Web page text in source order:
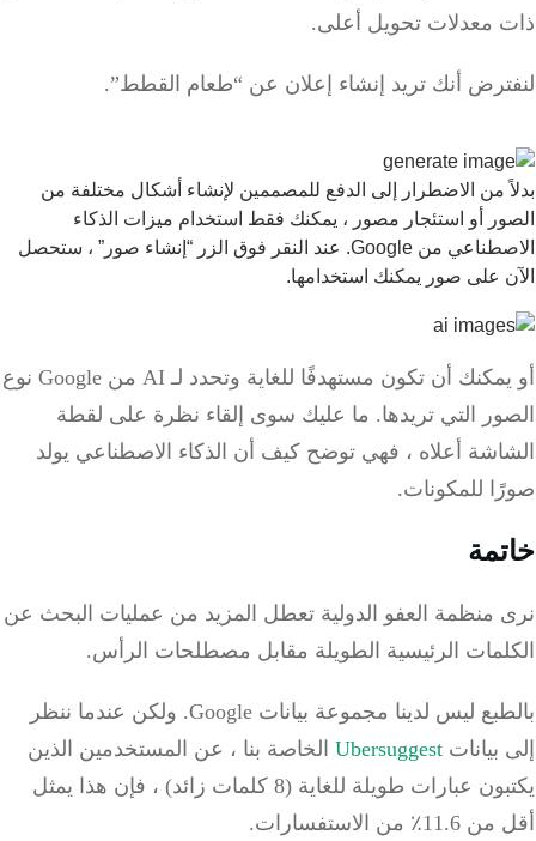
معدلات تحويل أعلى.
أنك تريد إنشاء إعلان عن “طعام القطط”.
من الاضطرار إلى الدفع للمصممين لإنشاء أشكال مختلفة من
أو استئجار مصور ، يمكنك فقط استخدام ميزات الذكاء
الاصطناعي من Google. عند النقر فوق الزر “إنشاء صور” ، ستحصل
على صور يمكنك استخدامها.
أو يمكنك أن تكون مستهدفًا للغاية وتحدد لـ AI من Google نوع
التي تريدها. ما عليك سوى إلقاء نظرة على لقطة
أعلاه ، فهي توضح كيف أن الذكاء الاصطناعي يولد
للمكونات.
منظمة العفو الدولية تعطل المزيد من عمليات البحث عن
الرئيسية الطويلة مقابل مصطلحات الرأس.
بالطبع ليس لدينا مجموعة بيانات Google. ولكن عندما ننظر
بياناتUbersuggestالخاصة بنا ، عن المستخدمين الذين
يكتبون عبارات طويلة للغاية (8 كلمات زائد) ، فإن هذا يمثل
الاستفسارات.